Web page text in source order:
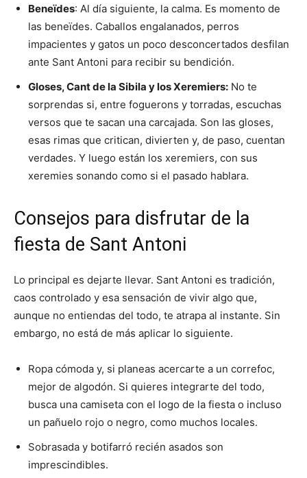
Beneïdes: Al día siguiente, la calma. Es momento de
las beneïdes. Caballos engalanados, perros
impacientes y gatos un poco desconcertados desfilan
ante Sant Antoni para recibir su bendición.
Gloses, Cant de la Sibila y los Xeremiers: No te
sorprendas si, entre foguerons y torradas, escuchas
versos que te sacan una carcajada. Son las gloses,
esas rimas que critican, divierten y, de paso, cuentan
verdades. Y luego están los xeremiers, con sus
xeremies sonando como si el pasado hablara.
Consejos para disfrutar de la
fiesta de Sant Antoni
Lo principal es dejarte llevar. Sant Antoni es tradición,
caos controlado y esa sensación de vivir algo que,
aunque no entiendas del todo, te atrapa al instante. Sin
embargo, no está de más aplicar lo siguiente.
Ropa cómoda y, si planeas acercarte a un correfoc,
mejor de algodón. Si quieres integrarte del todo,
busca una camiseta con el logo de la fiesta o incluso
un pañuelo rojo o negro, como muchos locales.
Sobrasada y botifarró recién asados son
imprescindibles.